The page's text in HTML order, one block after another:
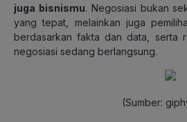
juga bisnismu. Negosiasi bukan
yang tepat, melainkan juga
berdasarkan fakta dan data, serta
negosiasi sedang berlangsung.
(Sumber: